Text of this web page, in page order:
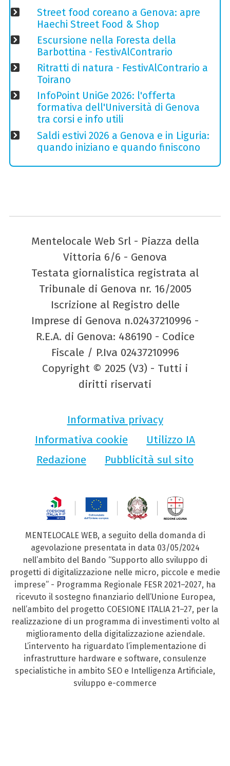
Street food coreano a Genova: apre
Haechi Street Food & Shop
Escursione nella Foresta della
Barbottina - FestivAlContrario
Ritratti di natura - FestivAlContrario a
Toirano
InfoPoint UniGe 2026: l'offerta
formativa dell'Università di Genova
tra corsi e info utili
Saldi estivi 2026 a Genova e in Liguria:
quando iniziano e quando finiscono
Mentelocale Web Srl - Piazza della
Vittoria 6/6 - Genova
Testata giornalistica registrata al
Tribunale di Genova nr. 16/2005
Iscrizione al Registro delle
Imprese di Genova n.02437210996 -
R.E.A. di Genova: 486190 - Codice
Fiscale / P.Iva 02437210996
Copyright © 2025 (V3) - Tutti i
diritti riservati
Informativa privacy
Informativa cookie
Utilizzo IA
Redazione
Pubblicità sul sito
MENTELOCALE WEB, a seguito della domanda di
agevolazione presentata in data 03/05/2024
nell’ambito del Bando “Supporto allo sviluppo di
progetti di digitalizzazione nelle micro, piccole e medie
imprese” - Programma Regionale FESR 2021–2027, ha
ricevuto il sostegno finanziario dell’Unione Europea,
nell’ambito del progetto COESIONE ITALIA 21–27, per la
realizzazione di un programma di investimenti volto al
miglioramento della digitalizzazione aziendale.
L’intervento ha riguardato l’implementazione di
infrastrutture hardware e software, consulenze
specialistiche in ambito SEO e Intelligenza Artificiale,
sviluppo e-commerce